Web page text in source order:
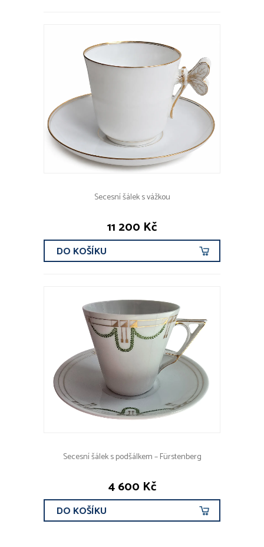
Secesní šálek s vážkou
11 200 Kč
DO KOŠÍKU
Secesní šálek s podšálkem – Fürstenberg
4 600 Kč
DO KOŠÍKU